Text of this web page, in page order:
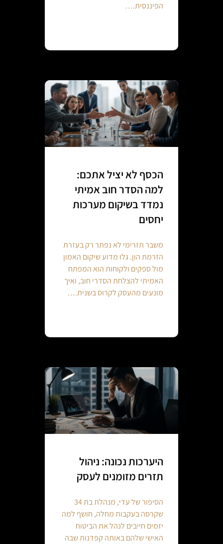
הפיננסית.…
הכסף לא יציל אתכם:
למה הסדר חוב אמיתי
נמדד בשיקום מערכות
יחסים
משבר תזרימי לא נפתר רק בעזרת
הזרמת הון. גלו מדוע שיקום האמון
מול ספקים ולקוחות הוא המפתח
האמיתי להצלחת הסדרי חוב, ואיך
מונעים מהעסק לקרוס בשנית.…
היערכות נכונה: ניהול
תזרים מזומנים לעסק
הסיפור של עדי, מנהלת בת 34
שקרסה בעקבות מחלה, חושף למה
יזמים חייבים לנהל את הביטוח
האישי שלהם באותה קפדנות שבה